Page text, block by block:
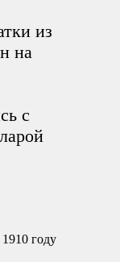
из
на
с